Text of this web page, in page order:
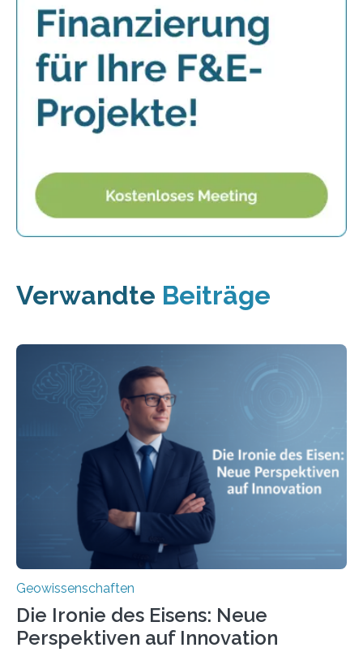
Verwandte Beiträge
Geowissenschaften
Die Ironie des Eisens: Neue
Perspektiven auf Innovation